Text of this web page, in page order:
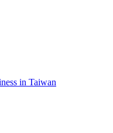
in Taiwan